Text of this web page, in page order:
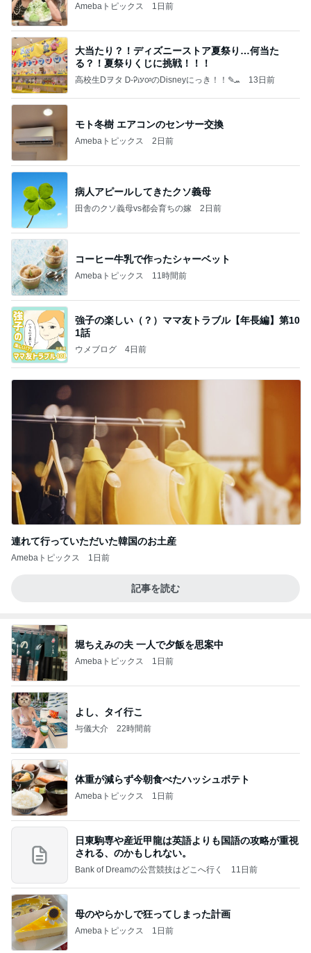
Amebaトピックス 1日前
大当たり？！ディズニーストア夏祭り…何当た
る？！夏祭りくじに挑戦！！！
高校生Dヲタ Ꭰ-ᎮꭵꭹꭴのDisneyにっき！！✎ܚ 13日前
モト冬樹 エアコンのセンサー交換
Amebaトピックス 2日前
病人アピールしてきたクソ義母
田舎のクソ義母vs都会育ちの嫁 2日前
コーヒー牛乳で作ったシャーベット
Amebaトピックス 11時間前
強子の楽しい（？）ママ友トラブル【年長編】第10
1話
ウメブログ 4日前
連れて行っていただいた韓国のお土産
Amebaトピックス 1日前
記事を読む
堀ちえみの夫 一人で夕飯を思案中
Amebaトピックス 1日前
よし、タイ行こ
与儀大介 22時間前
体重が減らず今朝食べたハッシュポテト
Amebaトピックス 1日前
日東駒専や産近甲龍は英語よりも国語の攻略が重視
される、のかもしれない。
Bank of Dreamの公営競技はどこへ行く 11日前
母のやらかしで狂ってしまった計画
Amebaトピックス 1日前